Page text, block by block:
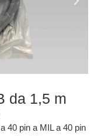
da 1,5 m
40 pin a MIL a 40 pin